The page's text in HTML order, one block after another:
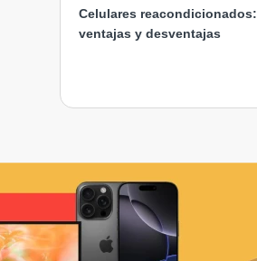
Celulares reacondicionados:
ventajas y desventajas